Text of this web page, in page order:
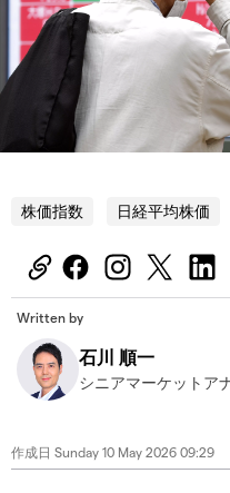
株価指数 日経平均株価
Written by
石川 順一
シニアマーケットア
作成日 Sunday 10 May 2026 09:29